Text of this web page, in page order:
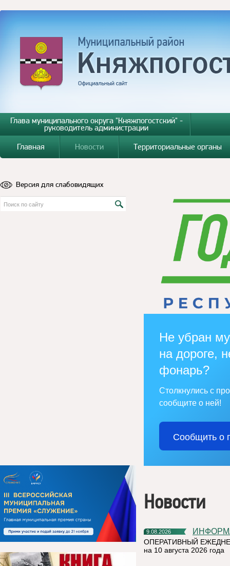
Глава муниципального округа "Княжпогостский" -
руководитель администрации
Главная
Новости Территориальные органы
Версия для слабовидящих
Не убран
на дороге,
фонарь?
Столкнулись с
сообщите о ней!
Сообщить о
Новости
9.08.2026
ОПЕРАТИВНЫЙ
на 10 августа 2026 года